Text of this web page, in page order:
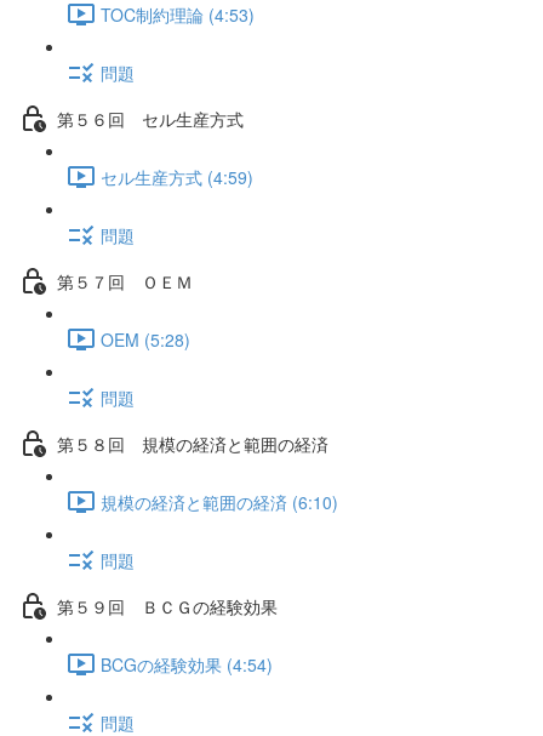
TOC制約理論 (4:53)
問題
第５６回 セル生産方式
セル生産方式 (4:59)
問題
第５７回 ＯＥＭ
OEM (5:28)
問題
第５８回 規模の経済と範囲の経済
規模の経済と範囲の経済 (6:10)
問題
第５９回 ＢＣＧの経験効果
BCGの経験効果 (4:54)
問題